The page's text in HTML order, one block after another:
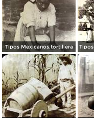
Tipos Mexicanos.tortillera